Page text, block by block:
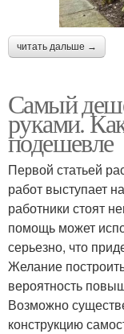
читать дальше →
Самый
руками.
подешевле
Первой статьей
работ выступает
работники стоят
помощь может
серьезно, что
Желание
вероятность
Возможно
конструкцию